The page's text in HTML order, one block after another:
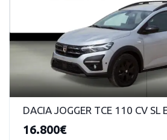
DACIA JOGGER TCE 110 CV SL
16.800€